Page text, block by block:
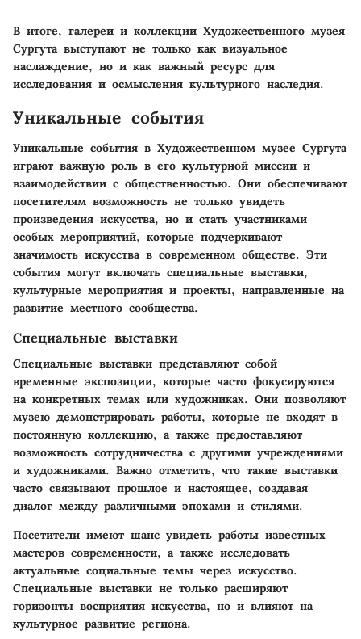
В итоге, галереи и коллекции Художественного музея
Сургута выступают не только как визуальное
наслаждение, но и как важный ресурс для
исследования и осмысления культурного наследия.
Уникальные события
Уникальные события в Художественном музее Сургута
играют важную роль в его культурной миссии и
взаимодействии с общественностью. Они обеспечивают
посетителям возможность не только увидеть
произведения искусства, но и стать участниками
особых мероприятий, которые подчеркивают
значимость искусства в современном обществе. Эти
события могут включать специальные выставки,
культурные мероприятия и проекты, направленные на
развитие местного сообщества.
Специальные выставки
Специальные выставки представляют собой
временные экспозиции, которые часто фокусируются
на конкретных темах или художниках. Они позволяют
музею демонстрировать работы, которые не входят в
постоянную коллекцию, а также предоставляют
возможность сотрудничества с другими учреждениями
и художниками. Важно отметить, что такие выставки
часто связывают прошлое и настоящее, создавая
диалог между различными эпохами и стилями.
Посетители имеют шанс увидеть работы известных
мастеров современности, а также исследовать
актуальные социальные темы через искусство.
Специальные выставки не только расширяют
горизонты восприятия искусства, но и влияют на
культурное развитие региона.